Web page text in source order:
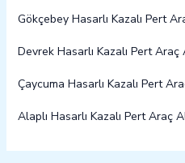
Gökçebey Hasarlı Kazalı Pert
Devrek Hasarlı Kazalı Pert Araç
Çaycuma Hasarlı Kazalı Pert
Alaplı Hasarlı Kazalı Pert Araç